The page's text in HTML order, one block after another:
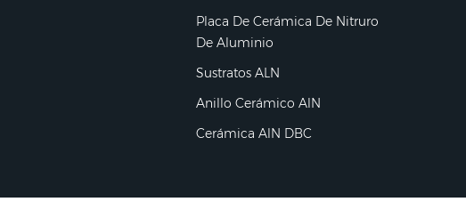
Placa De Cerámica De Nitruro
De Aluminio
Sustratos ALN
Anillo Cerámico AlN
Cerámica AlN DBC